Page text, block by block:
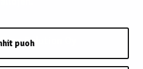
puoh
Cron Solution Oy